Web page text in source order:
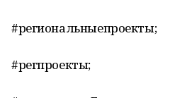
#региональныепроекты;
#регпроекты;